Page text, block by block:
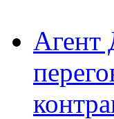
Агент